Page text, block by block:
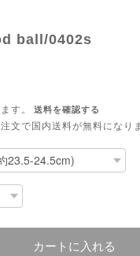
ball/0402s
す。 送料を確認する
文で国内送料が無料になり
カートに入れる